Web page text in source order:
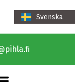
Svenska
Suomi